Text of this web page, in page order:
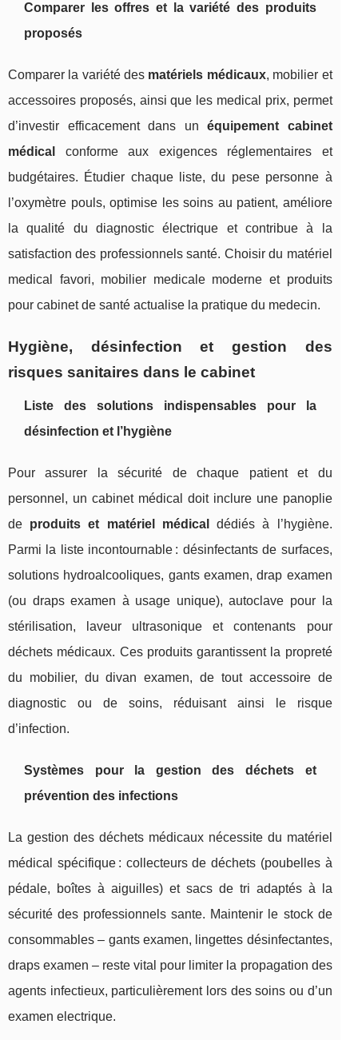
Comparer les offres et la variété des produits
proposés
Comparer la variété des matériels médicaux, mobilier et
accessoires proposés, ainsi que les medical prix, permet
d’investir efficacement dans unéquipement cabinet
médical
conforme aux exigences réglementaires et
budgétaires. Étudier chaque liste, du pese personne à
l’oxymètre pouls, optimise les soins au patient, améliore
la qualité du diagnostic électrique et contribue à la
satisfaction des professionnels santé. Choisir du matériel
medical favori, mobilier medicale moderne et produits
pour cabinet de santé actualise la pratique du medecin.
Hygiène, désinfection et gestion des
risques sanitaires dans le cabinet
Liste des solutions indispensables pour la
désinfection et l’hygiène
Pour assurer la sécurité de chaque patient et du
personnel, un cabinet médical doit inclure une panoplie
de produits et matériel médical
dédiés à l’hygiène.
Parmi la liste incontournable : désinfectants de surfaces,
solutions hydroalcooliques, gants examen, drap examen
(ou draps examen à usage unique), autoclave pour la
stérilisation, laveur ultrasonique et contenants pour
déchets médicaux. Ces produits garantissent la propreté
du mobilier, du divan examen, de tout accessoire de
diagnostic ou de soins, réduisant ainsi le risque
d’infection.
Systèmes pour la gestion des déchets et
prévention des infections
La gestion des déchets médicaux nécessite du matériel
médical spécifique : collecteurs de déchets (poubelles à
pédale, boîtes à aiguilles) et sacs de tri adaptés à la
sécurité des professionnels sante. Maintenir le stock de
consommables – gants examen, lingettes désinfectantes,
draps examen – reste vital pour limiter la propagation des
agents infectieux, particulièrement lors des soins ou d’un
examen electrique.